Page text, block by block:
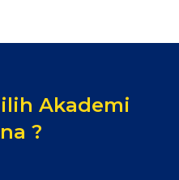
Akademi
?